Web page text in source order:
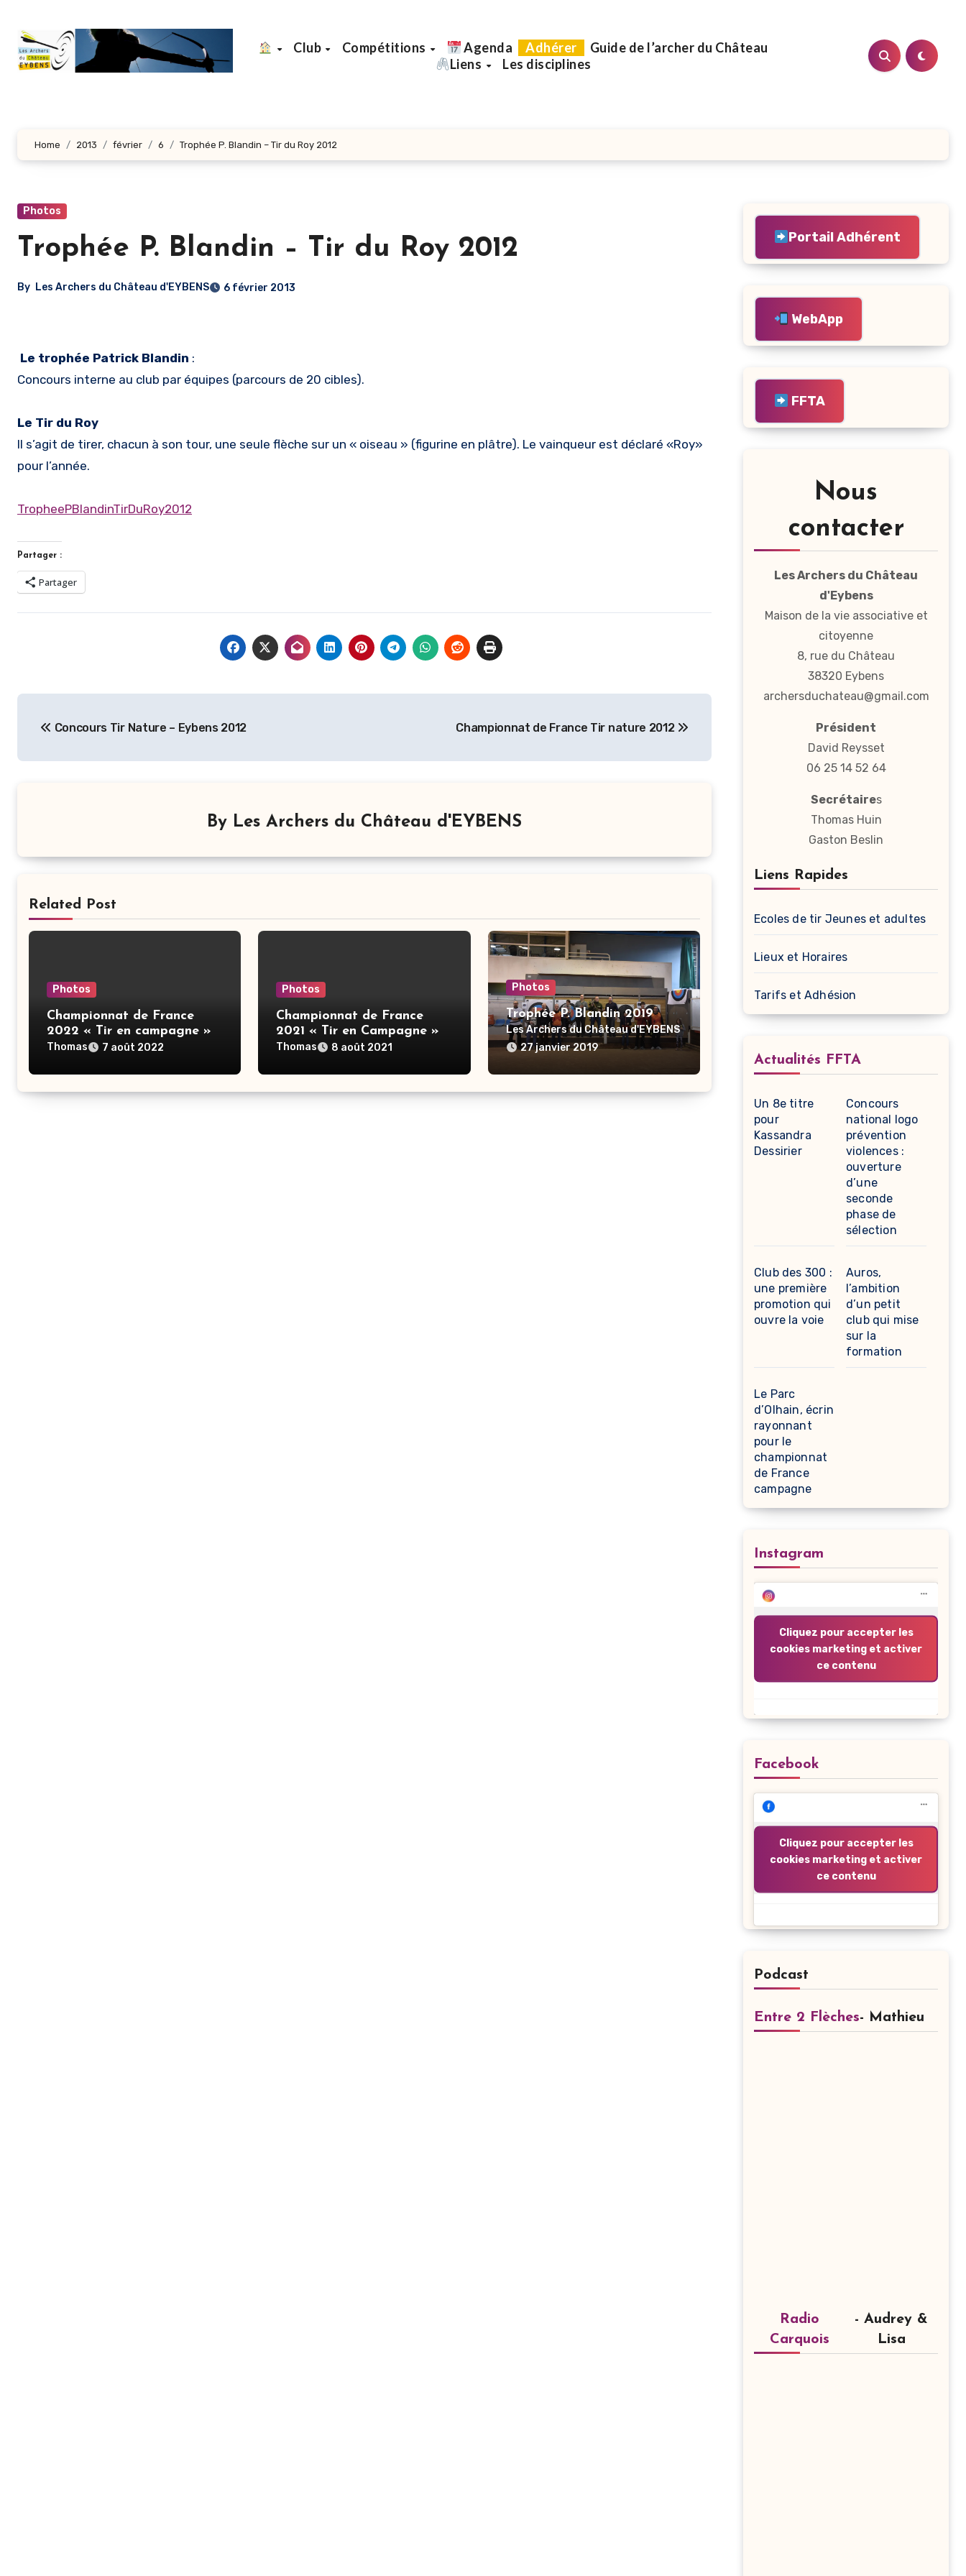
contenu
principal
Club Compétitions Agenda Adhérer
Guide de l’archer du Château
Liens
Les disciplines
Home 2013 février 6 Trophée P. Blandin – Tir du Roy 2012
Photos
Trophée P. Blandin – Tir du Roy 2012
By Les Archers du Château d'EYBENS 6 février 2013
Le trophée Patrick Blandin :
Concours interne au club par équipes (parcours de 20 cibles).
Le Tir du Roy
Il s’agit de tirer, chacun à son tour, une seule flèche sur un « oiseau » (figurine en plâtre). Le vainqueur est déclaré «Roy»
pour l’année.
TropheePBlandinTirDuRoy2012
Partager :
Partager
de
l’article
Concours Tir Nature – Eybens 2012 Championnat de France Tir nature 2012
By Les Archers du Château d'EYBENS
Related Post
Photos
Championnat de France
2022 « Tir en campagne »
Thomas 7 août 2022
Photos
Championnat de France
2021 « Tir en Campagne »
Thomas 8 août 2021
Photos
Trophée P. Blandin 2019
Les Archers du Château d'EYBENS
27 janvier 2019
Portail Adhérent
WebApp
FFTA
Nous
contacter
Les Archers du Château
d'Eybens
Maison de la vie associative et
citoyenne
8, rue du Château
38320 Eybens
archersduchateau@gmail.com
Président
David Reysset
06 25 14 52 64
Secrétaires
Thomas Huin
Gaston Beslin
Liens Rapides
Ecoles de tir Jeunes et adultes
Lieux et Horaires
Tarifs et Adhésion
Actualités FFTA
Un 8e titre
pour
Kassandra
Dessirier
Concours
national logo
prévention
violences :
ouverture
d’une
seconde
phase de
sélection
Club des 300 :
une première
promotion qui
ouvre la voie
Auros,
l’ambition
d’un petit
club qui mise
sur la
formation
Le Parc
d’Olhain, écrin
rayonnant
pour le
championnat
de France
campagne
Instagram
Cliquez pour accepter les
cookies marketing et activer
ce contenu
Facebook
Cliquez pour accepter les
cookies marketing et activer
ce contenu
Podcast
Entre 2 Flèches- Mathieu
Radio
Carquois
- Audrey &
Lisa